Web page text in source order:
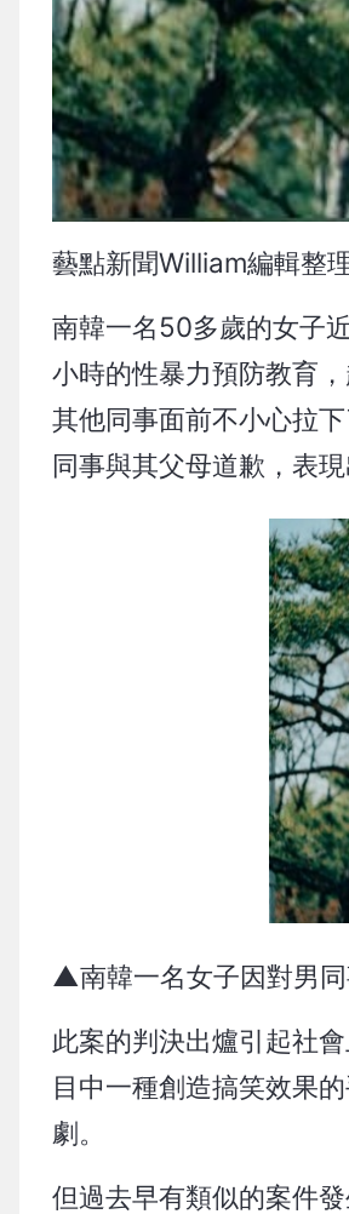
藝點新聞William編輯整
南韓一名50多歲的女子
小時的性暴力預防教育
其他同事面前不小心拉
同事與其父母道歉，表
▲南韓一名女子因對男
此案的判決出爐引起社
目中一種創造搞笑效果
劇。
但過去早有類似的案件